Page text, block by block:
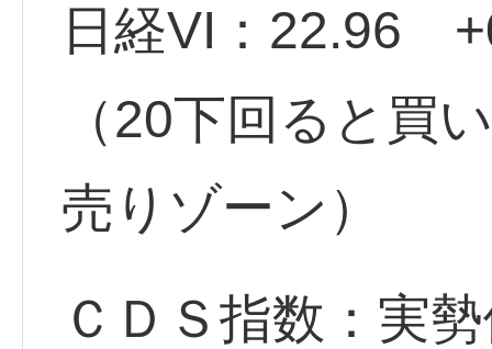
日経VI：22.96
（20下回ると買
売りゾーン）
ＣＤＳ指数：実